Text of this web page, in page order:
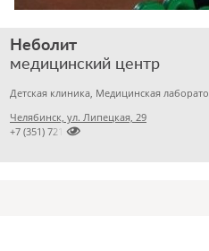
Неболит
медицинский центр
Челябинск, ул. Липецкая, 29

+7 (351) 7212891